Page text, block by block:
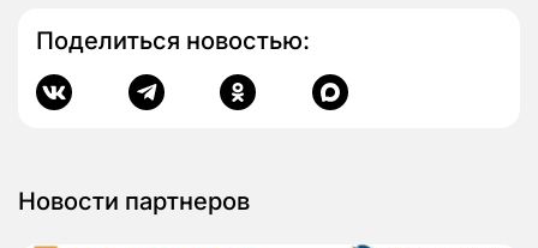
Поделиться новостью:
Новости партнеров